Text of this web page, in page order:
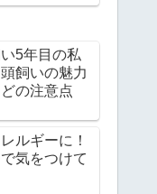
5年目の私
飼いの魅力
の注意点
ルギーに！
気をつけて